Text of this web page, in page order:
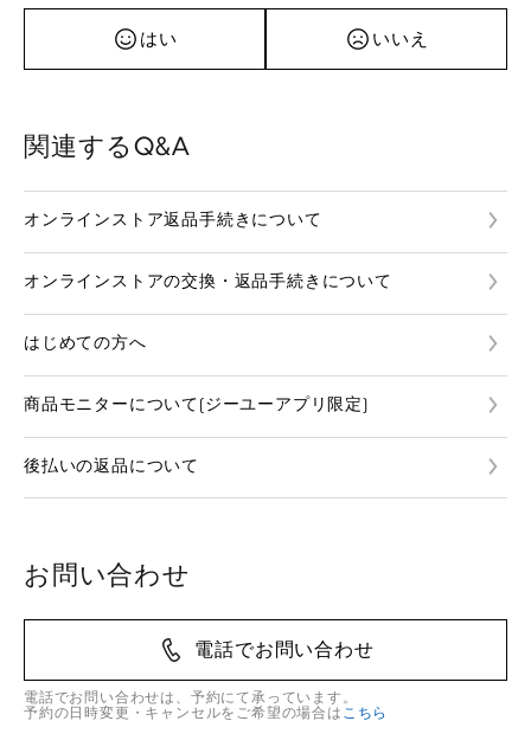
はい いいえ
関連するQ&A
オンラインストア返品手続きについて
オンラインストアの交換・返品手続きについて
はじめての方へ
商品モニターについて(ジーユーアプリ限定)
後払いの返品について
お問い合わせ
電話でお問い合わせ
電話でお問い合わせは、予約にて承っています。
予約の日時変更・キャンセルをご希望の場合は こちら